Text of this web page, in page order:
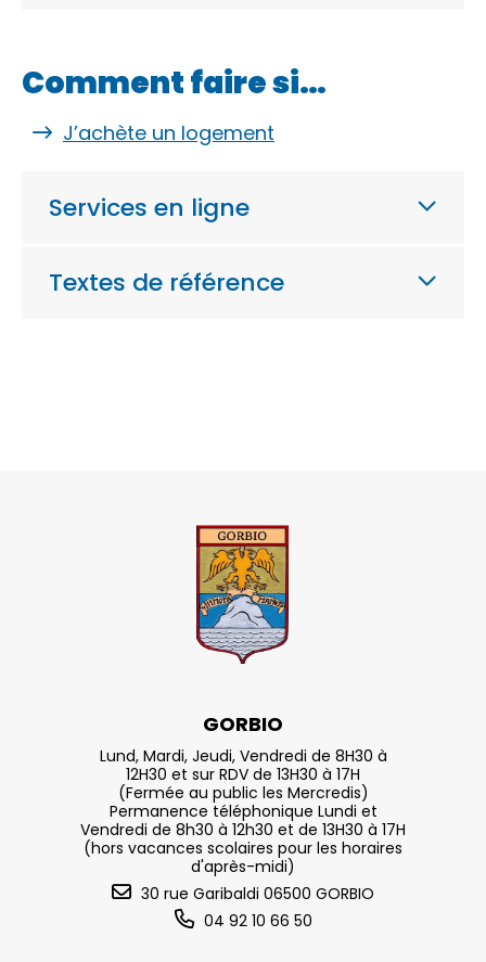
Comment faire si…
J’achète un logement
Services en ligne
Textes de référence
GORBIO
Lund, Mardi, Jeudi, Vendredi de 8H30 à
12H30 et sur RDV de 13H30 à 17H
(Fermée au public les Mercredis)
Permanence téléphonique Lundi et
Vendredi de 8h30 à 12h30 et de 13H30 à 17H
(hors vacances scolaires pour les horaires
d'après-midi)
30 rue Garibaldi 06500 GORBIO
04 92 10 66 50